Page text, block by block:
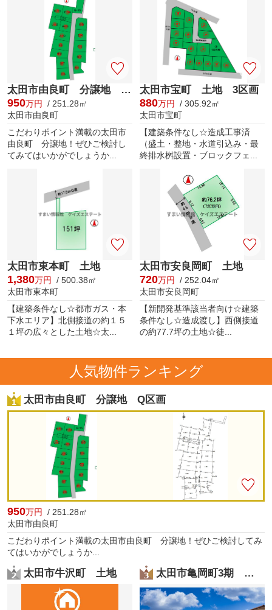
太田市由良町 分譲地 Q区画
950万円
/ 251.28㎡
太田市由良町
こだわりポイント満載の太田市
由良町 分譲地！ぜひご検討し
てみてはいかがでしょうか...
太田市宝町 土地 3区画
880万円
/ 305.92㎡
太田市宝町
【建築条件なし☆造成工事済
（盛土・整地・水道引込み・最
終排水桝設置・ブロックフェ...
太田市東本町 土地
1,380万円
/ 500.38㎡
太田市東本町
【建築条件なし☆都市ガス・本
下水エリア】北側接道の約１５
１坪の広々とした土地☆太...
太田市安良岡町 土地
720万円
/ 252.04㎡
太田市安良岡町
【新開発基準該当者向け☆建築
条件なし☆造成渡し】西側接道
の約77.7坪の土地☆徒...
人気物件ランキング
太田市由良町 分譲地 Q区画
950万円 / 251.28㎡
太田市由良町
こだわりポイント満載の太田市由良町 分譲地！ぜひご検討してみ
てはいかがでしょうか...
太田市牛沢町 土地 太田市亀岡町3期 タクトホーム